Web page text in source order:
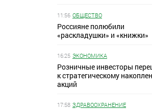
11:56 ОБЩЕСТВО
Россияне полюбили
«раскладушки» и «книжки»
16:25 ЭКОНОМИКА
Розничные инвесторы
к стратегическому
акций
17:58 ЗДРАВООХРАНЕНИЕ